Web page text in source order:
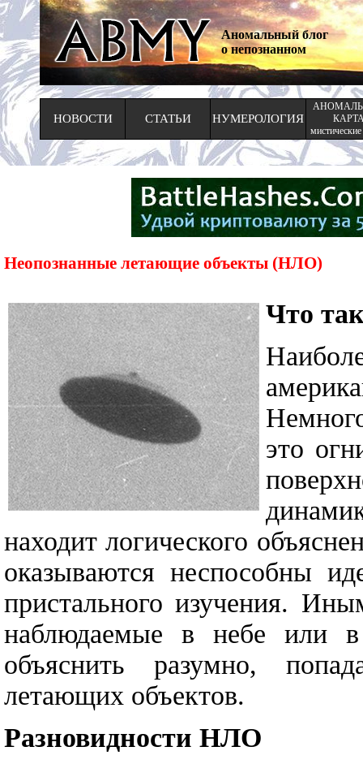
Аномальный блог
о непознанном
НОВОСТИ СТАТЬИ НУМЕРОЛОГИЯ
Неопознанные летающие объекты (НЛО)
Что
это
находит логического
оказываются неспособны
пристального изучения.
наблюдаемые в небе или в
объяснить разумно,
летающих объектов.
Разновидности НЛО